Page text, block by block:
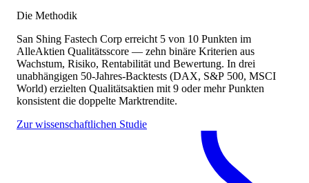
Die Methodik
San Shing Fastech Corp erreicht 5 von 10 Punkten im
AlleAktien Qualitätsscore — zehn binäre Kriterien aus
Wachstum, Risiko, Rentabilität und Bewertung. In drei
unabhängigen 50-Jahres-Backtests (DAX, S&P 500, MSCI
World) erzielten Qualitätsaktien mit 9 oder mehr Punkten
konsistent die doppelte Marktrendite.
Zur wissenschaftlichen Studie